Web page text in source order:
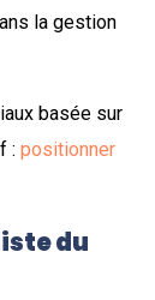
la gestion
basée sur
:positionner
du